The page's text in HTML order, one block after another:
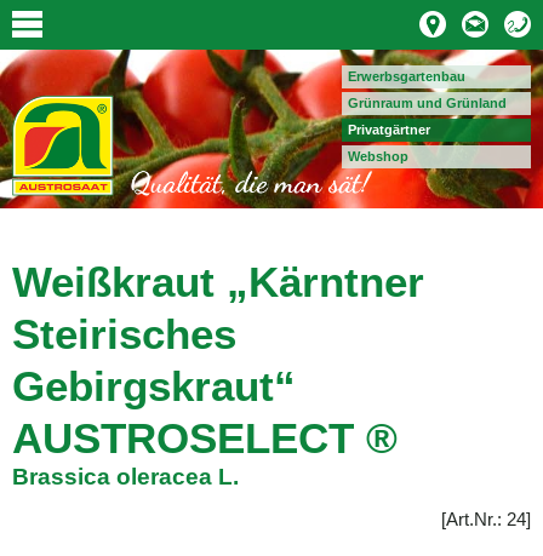
Erwerbsgartenbau
Grünraum und Grünland
Privatgärtner
Webshop
Weißkraut „Kärntner
Steirisches
Gebirgskraut“
AUSTROSELECT ®
Brassica oleracea L.
[Art.Nr.: 24]